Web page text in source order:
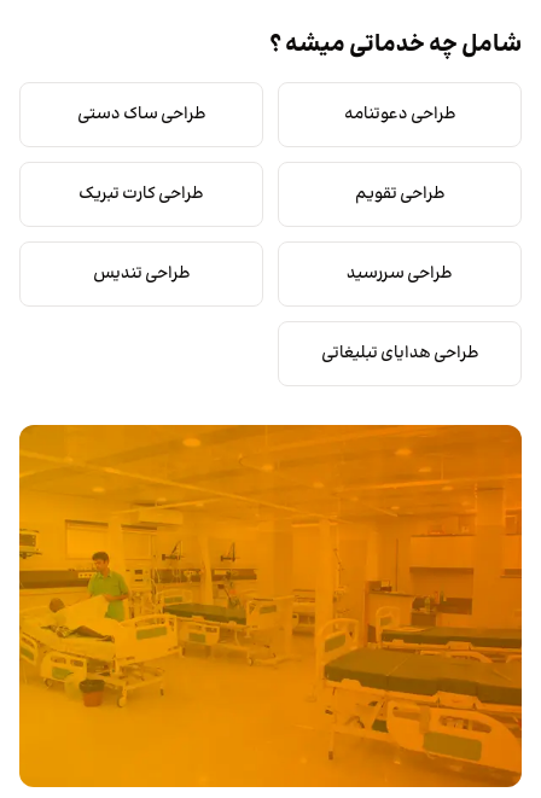
شامل چه خدماتی میشه ؟
طراحی دعوتنامه طراحی ساک دستی
طراحی تقویم طراحی کارت تبریک
طراحی سررسید طراحی تندیس
طراحی هدایای تبلیغاتی